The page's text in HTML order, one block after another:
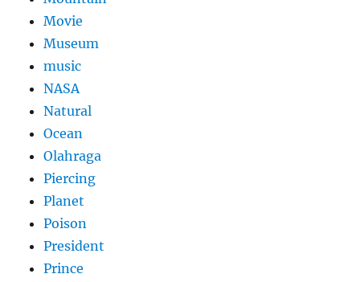
Movie
Museum
music
NASA
Natural
Ocean
Olahraga
Piercing
Planet
Poison
President
Prince